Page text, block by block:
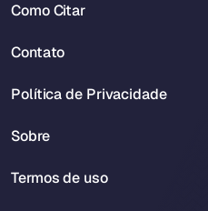
Como Citar
Contato
Política de Privacidade
Sobre
Termos de uso